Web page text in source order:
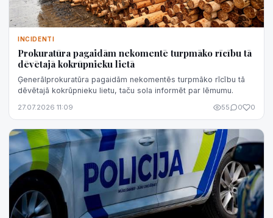
INCIDENTI
Prokuratūra pagaidām nekomentē turpmāko rīcību tā
dēvētajā kokrūpnieku lietā
Ģenerālprokuratūra pagaidām nekomentēs turpmāko rīcību tā
dēvētajā kokrūpnieku lietu, taču sola informēt par lēmumu.
27.07.2026 11:09 55 0 0